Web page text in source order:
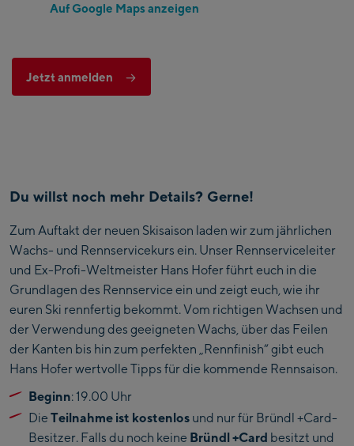
Auf Google Maps anzeigen
Jetzt anmelden
Du willst noch mehr Details? Gerne!
Zum Auftakt der neuen Skisaison laden wir zum jährlichen
Wachs- und Rennservicekurs ein. Unser Rennserviceleiter
und Ex-Profi-Weltmeister Hans Hofer führt euch in die
Grundlagen des Rennservice ein und zeigt euch, wie ihr
euren Ski rennfertig bekommt. Vom richtigen Wachsen und
der Verwendung des geeigneten Wachs, über das Feilen
der Kanten bis hin zum perfekten „Rennfinish“ gibt euch
Hans Hofer wertvolle Tipps für die kommende Rennsaison.
Beginn: 19.00 Uhr
DieTeilnahme ist kostenlos und nur für Bründl +Card-
Besitzer. Falls du noch keine Bründl +Card besitzt und